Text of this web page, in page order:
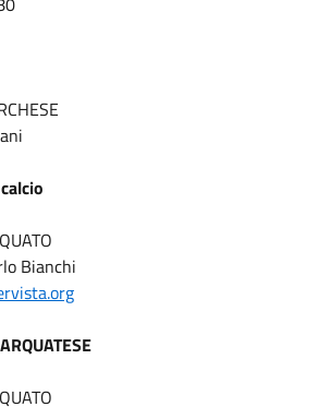
Bianchi